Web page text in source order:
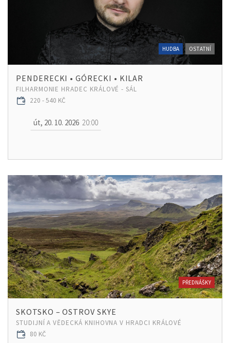
HUDBA OSTATNÍ
PENDERECKI • GÓRECKI • KILAR
FILHARMONIE HRADEC KRÁLOVÉ - SÁL
220 - 540 KČ
út, 20. 10. 2026 20:00
PŘEDNÁŠKY
SKOTSKO – OSTROV SKYE
STUDIJNÍ A VĚDECKÁ KNIHOVNA V HRADCI KRÁLOVÉ
80 KČ